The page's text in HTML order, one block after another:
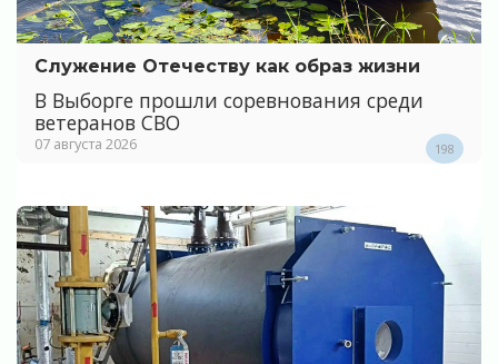
Служение Отечеству как образ жизни
В Выборге прошли соревнования среди
ветеранов СВО
07 августа 2026 198